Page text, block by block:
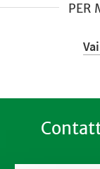
PER